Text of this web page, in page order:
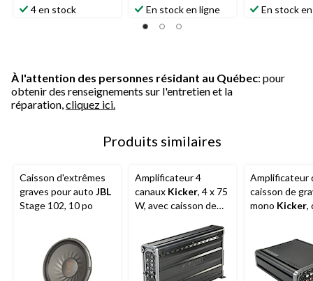
étoile(s)
4 en stock
étoile(s)
sur
En stock en ligne
étoile(s)
En stock
À l'attention des personnes résidant au Québec: pour
obtenir des renseignements sur l'entretien et la
réparation, cliquez ici.
Produits similaires
Caisson d'extrêmes
graves pour auto JBL
Stage 102, 10 po
Amplificateur 4
canaux Kicker, 4 x 75
W, avec caisson de
Amplificateur
caisson de
mono Kicker,